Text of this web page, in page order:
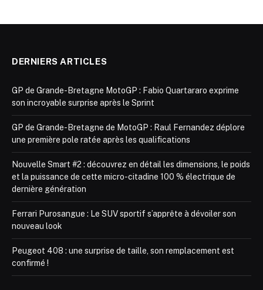
DERNIERS ARTICLES
GP de Grande-Bretagne MotoGP : Fabio Quartararo exprime
son incroyable surprise après le Sprint
GP de Grande-Bretagne de MotoGP : Raul Fernandez déplore
une première pole ratée après les qualifications
Nouvelle Smart #2 : découvrez en détail les dimensions, le poids
et la puissance de cette micro-citadine 100 % électrique de
dernière génération
Ferrari Purosangue : Le SUV sportif s’apprête à dévoiler son
nouveau look
Peugeot 408 : une surprise de taille, son remplacement est
confirmé !